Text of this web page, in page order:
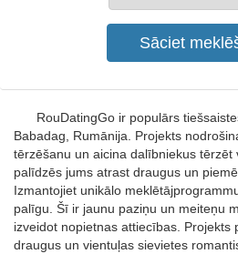
RouDatingGo ir populārs
Babadag, Rumānija. Projekts
tērzēšanu un aicina dalībniekus tērzēt
palīdzēs jums atrast draugus un
Izmantojiet unikālo
palīgu. Šī ir jaunu paziņu un meiteņu
izveidot nopietnas attiecības. Projekts
draugus un vientuļas sievietes